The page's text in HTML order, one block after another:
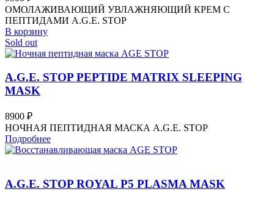
ОМОЛАЖИВАЮЩИЙ УВЛАЖНЯЮЩИЙ КРЕМ С
ПЕПТИДАМИ A.G.E. STOP
В корзину
Sold out
A.G.E. STOP PEPTIDE MATRIX SLEEPING
MASK
8900 ₽
НОЧНАЯ ПЕПТИДНАЯ МАСКА A.G.E. STOP
Подробнее
A.G.E. STOP ROYAL P5 PLASMA MASK